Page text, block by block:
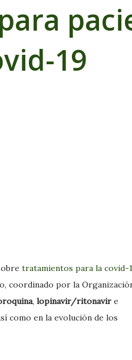
19
tratamientos para la covid-
coordinado por la
, lopinavir/ritonavir e
como en la evolución de los